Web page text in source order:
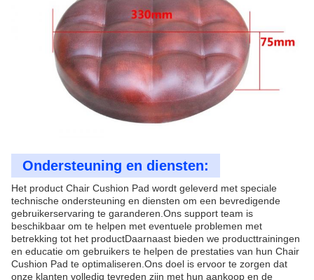
Ondersteuning en diensten:
Het product Chair Cushion Pad wordt geleverd met speciale
technische ondersteuning en diensten om een bevredigende
gebruikerservaring te garanderen.Ons support team is
beschikbaar om te helpen met eventuele problemen met
betrekking tot het productDaarnaast bieden we producttrainingen
en educatie om gebruikers te helpen de prestaties van hun Chair
Cushion Pad te optimaliseren.Ons doel is ervoor te zorgen dat
onze klanten volledig tevreden zijn met hun aankoop en de